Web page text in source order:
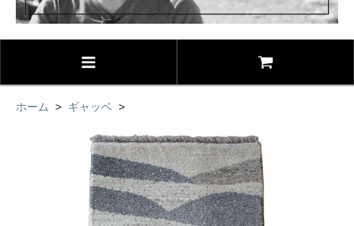
ホーム > ギャッベ >